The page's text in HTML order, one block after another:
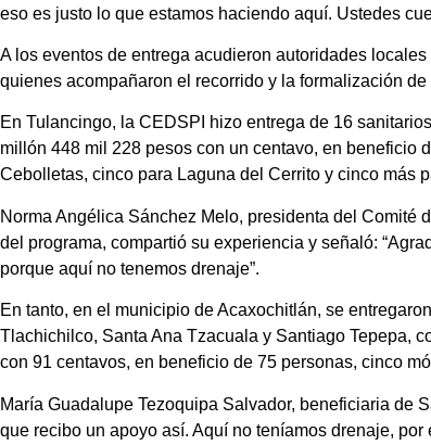
eso es justo lo que estamos haciendo aquí. Ustedes
A los eventos de entrega acudieron autoridades
quienes acompañaron el recorrido y la formalización de
En Tulancingo, la CEDSPI hizo entrega de 16
millón 448 mil 228 pesos con un centavo, en beneficio
Cebolletas, cinco para Laguna del Cerrito y cinco más
Norma Angélica Sánchez Melo, presidenta del Comité
del programa, compartió su experiencia y señaló:
porque aquí no tenemos drenaje”.
En tanto, en el municipio de Acaxochitlán, se
Tlachichilco, Santa Ana Tzacuala y Santiago Tepepa,
con 91 centavos, en beneficio de 75 personas, cinco
María Guadalupe Tezoquipa Salvador, beneficiaria de
que recibo un apoyo así. Aquí no teníamos drenaje, por